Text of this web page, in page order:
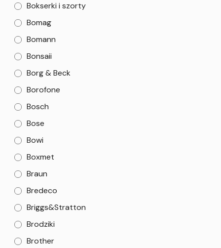
Bokserki i szorty
Bomag
Bomann
Bonsaii
Borg & Beck
Borofone
Bosch
Bose
Bowi
Boxmet
Braun
Bredeco
Briggs&Stratton
Brodziki
Brother